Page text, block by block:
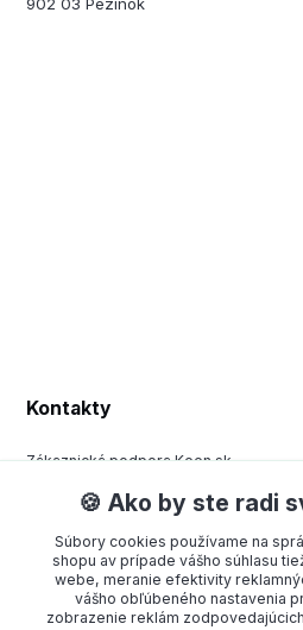
Kontakty
Zákaznická podpora Keen.sk
+420 377 443 970
(Po-Pá, 8-15 hod.)
order@americanway.sk
🍪 Ako by ste radi
Súbory cookies používame na
shopu av prípade vášho súhlasu
webe, meranie efektivity
vášho obľúbeného nastavenia
zobrazenie reklám